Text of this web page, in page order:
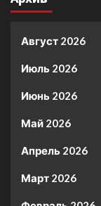
Август 2026
Июль 2026
Июнь 2026
Май 2026
Апрель 2026
Март 2026